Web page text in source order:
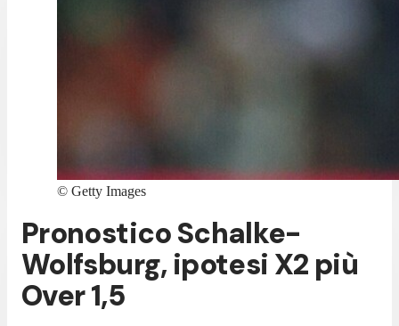
© Getty Images
Pronostico Schalke-
Wolfsburg, ipotesi X2 più
Over 1,5